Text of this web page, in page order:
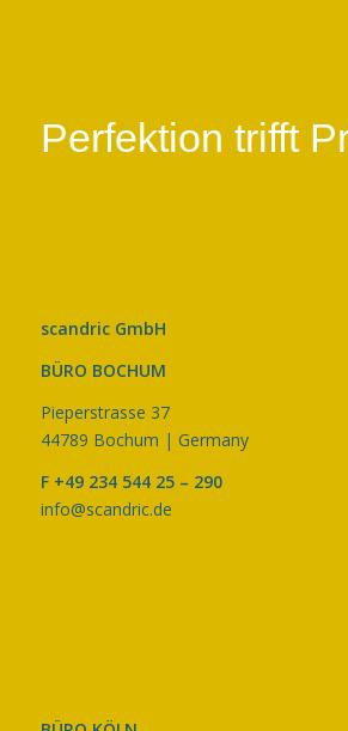
Perfektion trifft
scandric GmbH
BÜRO BOCHUM
Pieperstrasse 37
44789 Bochum | Germany
F +49 234 544 25 – 290
info@scandric.de